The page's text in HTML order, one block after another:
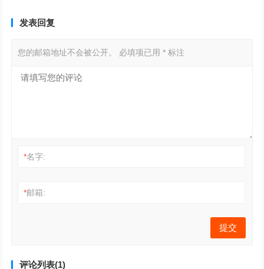
发表回复
您的邮箱地址不会被公开。 必填项已用* 标注
*名字:
*邮箱:
评论列表(1)